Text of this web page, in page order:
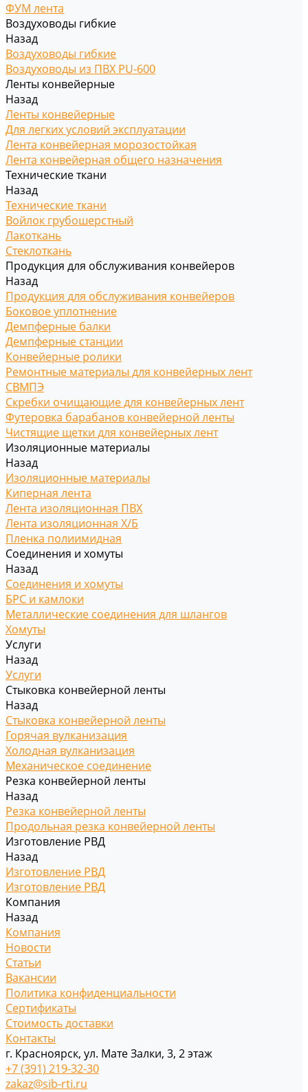
ФУМ лента
Воздуховоды гибкие
Назад
Воздуховоды гибкие
Воздуховоды из ПВХ PU-600
Ленты конвейерные
Назад
Ленты конвейерные
Для легких условий эксплуатации
Лента конвейерная морозостойкая
Лента конвейерная общего назначения
Технические ткани
Назад
Технические ткани
Войлок грубошерстный
Лакоткань
Стеклоткань
Продукция для обслуживания конвейеров
Назад
Продукция для обслуживания конвейеров
Боковое уплотнение
Демпферные балки
Демпферные станции
Конвейерные ролики
Ремонтные материалы для конвейерных лент
СВМПЭ
Скребки очищающие для конвейерных лент
Футеровка барабанов конвейерной ленты
Чистящие щетки для конвейерных лент
Изоляционные материалы
Назад
Изоляционные материалы
Киперная лента
Лента изоляционная ПВХ
Лента изоляционная Х/Б
Пленка полиимидная
Соединения и хомуты
Назад
Соединения и хомуты
БРС и камлоки
Металлические соединения для шлангов
Хомуты
Услуги
Назад
Услуги
Стыковка конвейерной ленты
Назад
Стыковка конвейерной ленты
Горячая вулканизация
Холодная вулканизация
Механическое соединение
Резка конвейерной ленты
Назад
Резка конвейерной ленты
Продольная резка конвейерной ленты
Изготовление РВД
Назад
Изготовление РВД
Изготовление РВД
Компания
Назад
Компания
Новости
Статьи
Вакансии
Политика конфиденциальности
Сертификаты
Стоимость доставки
Контакты
г. Красноярск, ул. Мате Залки, 3, 2 этаж
+7 (391) 219-32-30
zakaz@sib-rti.ru